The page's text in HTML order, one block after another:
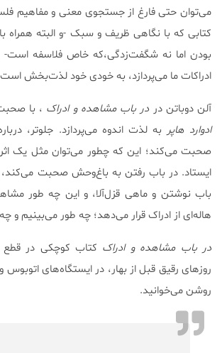
می‌توان حتی فارغ از جستجوی معنی و مفاهیم
کتابی که با نگاهی ظریف و سبک -و البته همراه
بودن اما نه شگفت‌زدگی،که خاص فلاسفه است-
ادراکات ما می‌پردازد، به خودی خود لذت‌بخش
آلن دوباتن در در باب مشاهده و ادراک ، با
ادوارد هاپربه لذت اندوه می‌پردازد. جلوتر،
صحبت می‌کند؛ این که چطور می‌توان مثل یک
ایستاد. در باب رفتن به باغ‌وحش صحبت می‌کند،
باب نوشتن و ماهی قزل‌آلا، و این چه طور
هاله‌ای از ادراک قرار می‌دهد؛ چه طور می‌بینیم و
در باب مشاهده و ادراک کتاب کوچکی در
روزهای رقیق قبل از بهار، در ایستگاه‌های
روشن می‌خوانید.